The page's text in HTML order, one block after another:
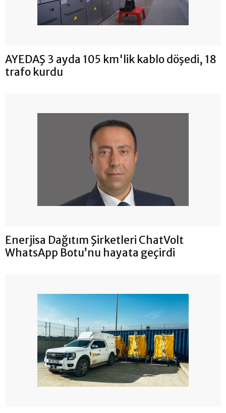
AYEDAŞ 3 ayda 105 km'lik kablo döşedi, 18
trafo kurdu
Enerjisa Dağıtım Şirketleri ChatVolt
WhatsApp Botu’nu hayata geçirdi